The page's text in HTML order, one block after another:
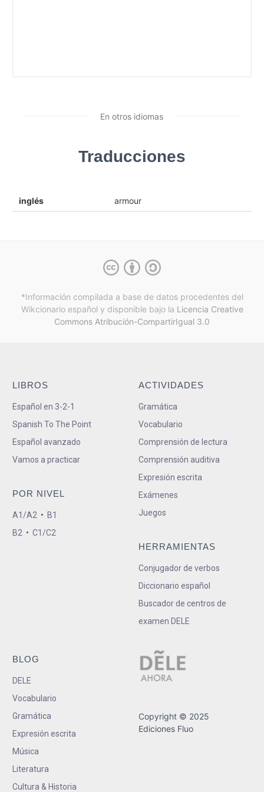
En otros idiomas
Traducciones
inglés armour
*Información compilada a base de datos procedentes del
Wikcionario español y disponible bajo la Licencia Creative
Commons Atribución-CompartirIgual 3.0
LIBROS
Español en 3-2-1
Spanish To The Point
Español avanzado
Vamos a practicar
POR NIVEL
A1/A2 • B1
B2 • C1/C2
ACTIVIDADES
Gramática
Vocabulario
Comprensión de lectura
Comprensión auditiva
Expresión escrita
Exámenes
Juegos
HERRAMIENTAS
Conjugador de verbos
Diccionario español
Buscador de centros de
examen DELE
BLOG
DELE
Vocabulario
Gramática
Expresión escrita
Música
Literatura
Cultura & Historia
Copyright © 2025
Ediciones Fluo